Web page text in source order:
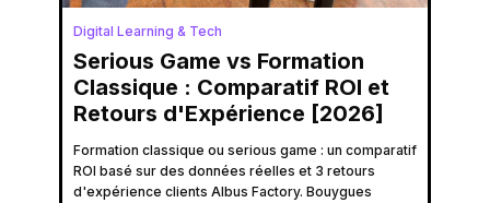
Digital Learning & Tech
Serious Game vs Formation
Classique : Comparatif ROI et
Retours d'Expérience [2026]
Formation classique ou serious game : un comparatif
ROI basé sur des données réelles et 3 retours
d'expérience clients Albus Factory. Bouygues